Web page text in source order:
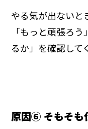
やる気が出ないと
「もっと頑張ろ
るか」を確認して
原因⑥ そもそも